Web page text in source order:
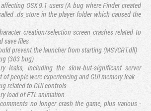
OSX 9.1 users (A bug where Finder created
.ds_store in the player folder which caused the
creation/selection screen crashes related to
save files
prevent the launcher from starting (MSVCRT.dll)
(303 bug)
leaks, including the slow-but-significant server
of people were experiencing and GUI memory leak
related to GUI controls
load of FTL animation
no longer crash the game, plus various -